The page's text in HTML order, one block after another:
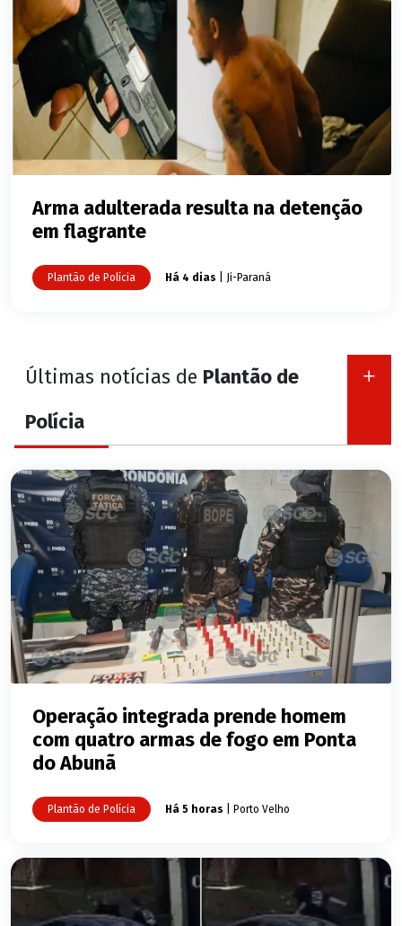
Arma adulterada resulta na detenção
em flagrante
Plantão de Polícia Há 4 dias | Ji-Paraná
Últimas notícias de Plantão de
Polícia
Operação integrada prende homem
com quatro armas de fogo em Ponta
do Abunã
Plantão de Polícia Há 5 horas | Porto Velho